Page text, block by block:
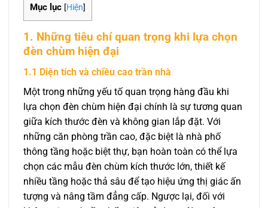
Mục lục [Hiện]
1. Những tiêu chí quan trọng khi lựa chọn
đèn chùm hiện đại
1.1 Diện tích và chiều cao trần nhà
Một trong những yếu tố quan trọng hàng đầu khi
lựa chọn đèn chùm hiện đại chính là sự tương quan
giữa kích thước đèn và không gian lắp đặt. Với
những căn phòng trần cao, đặc biệt là nhà phố
thông tầng hoặc biệt thự, bạn hoàn toàn có thể lựa
chọn các mẫu đèn chùm kích thước lớn, thiết kế
nhiều tầng hoặc thả sâu để tạo hiệu ứng thị giác ấn
tượng và nâng tầm đẳng cấp. Ngược lại, đối với